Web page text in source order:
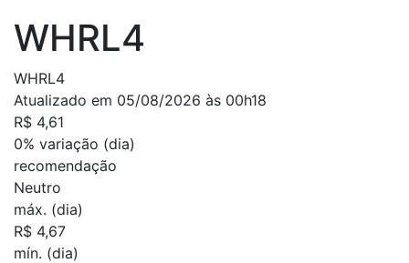
WHRL4
WHRL4
Atualizado em 05/08/2026 às 00h18
R$ 4,61
0% variação (dia)
recomendação
Neutro
máx. (dia)
R$ 4,67
mín. (dia)